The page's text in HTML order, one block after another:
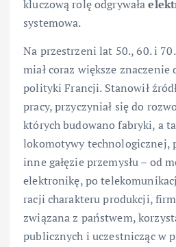
kluczową rolę odgrywała
systemowa.
Na przestrzeni lat 50., 60. i
miał coraz większe znaczenie
polityki Francji. Stanowił
pracy, przyczyniał się do
których budowano fabryki, a
lokomotywy technologicznej,
inne gałęzie przemysłu – od
elektronikę, po
racji charakteru produkcji,
związana z państwem,
publicznych i uczestnicząc w